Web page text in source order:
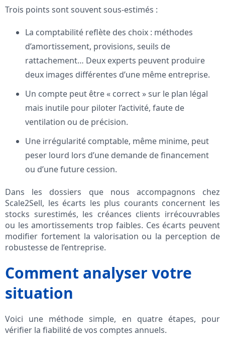
Trois points sont souvent sous-estimés :
La comptabilité reflète des choix : méthodes
d’amortissement, provisions, seuils de
rattachement… Deux experts peuvent produire
deux images différentes d’une même entreprise.
Un compte peut être « correct » sur le plan légal
mais inutile pour piloter l’activité, faute de
ventilation ou de précision.
Une irrégularité comptable, même minime, peut
peser lourd lors d’une demande de financement
ou d’une future cession.
Dans les dossiers que nous accompagnons chez
Scale2Sell, les écarts les plus courants concernent les
stocks surestimés, les créances clients irrécouvrables
ou les amortissements trop faibles. Ces écarts peuvent
modifier fortement la valorisation ou la perception de
robustesse de l’entreprise.
Comment analyser votre
situation
Voici une méthode simple, en quatre étapes, pour
vérifier la fiabilité de vos comptes annuels.